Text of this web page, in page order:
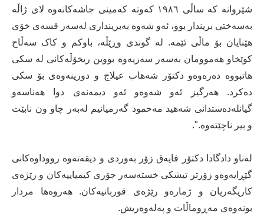
شێروانە کە ساڵی ١٩٨٦ کەوتە کەمینی جاشەکانەوە لای ژاڵە
بەسەختی بریندار بوو، ئەو شەوە بەبرینداری لەسەر قسەی خۆی
ھێنایان بۆ ماڵی ئێمە. لە گوندی وڕێڵە، باوکم و کاک سەڵاح
کوێخاو ھەموومان بەسەر سەریەوە بووین ریخۆڵەکانی لە سکی
ھاتبووە دەرەوەو دکتۆر شەھاب عیلاج و دورینەوەی بۆ سکی
دەکرد. ھەرگیز ئەو شەوەو ئەو دیمەنەی دوا ھەناسەو
گیانلەدەستدانی شەھید مەحمود گەرمیانیم لەبەر چاو ون نابێت
و بیر ناچێتەوە.".
لەناو دادگادا دکتۆر فایەق زۆر بەوردی و دیقەتەوە رووداوەکانی
گێڕایەوەو زۆرتر تیشکی خستەسەر جۆری کیمیاییەکان و رێژەی
کاریگەریان و ژمارەو رێژەی قوربانیەکان. ھەروەھا مردار
بونەوەی مەڕوماڵات و پەلەوەریش.